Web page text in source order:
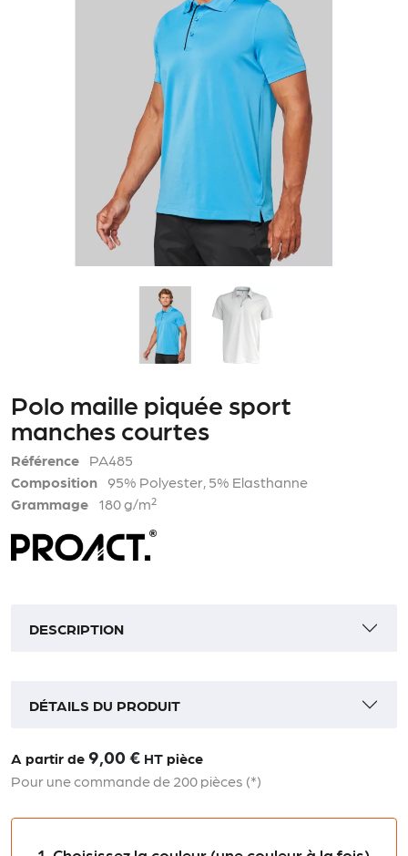
Polo maille piquée sport
manches courtes
Référence
PA485
Composition
95% Polyester, 5% Elasthanne
Grammage
180 g/m²
DESCRIPTION
DÉTAILS DU PRODUIT
A partir de 9,00 € HT pièce
Pour une commande de 200 pièces (*)